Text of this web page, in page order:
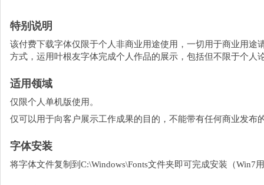
特别说明
该付费下载字体仅限于个人非商业用途使用，一切用于商业用
方式，运用叶根友字体完成个人作品的展示，包括但不限于个人
适用领域
仅限个人单机版使用。
仅可以用于向客户展示工作成果的目的，不能带有任何商业发布
字体安装
将字体文件复制到C:\Windows\Fonts文件夹即可完成安装（Win7